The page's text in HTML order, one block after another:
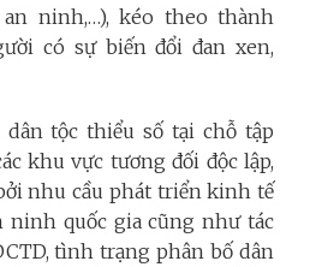
ninh,…), kéo theo thành
có sự biến đổi đan xen,
dân tộc thiểu số tại chỗ tập
khu vực tương đối độc lập,
nhu cầu phát triển kinh tế
ninh quốc gia cũng như tác
tình trạng phân bố dân